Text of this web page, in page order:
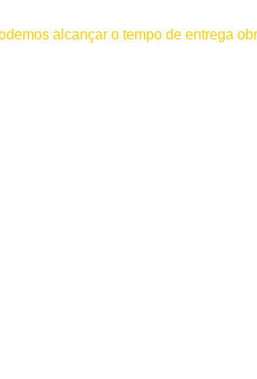
alcançar o tempo de entrega